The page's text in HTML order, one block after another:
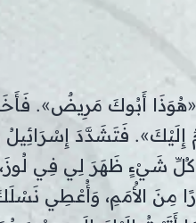
أَبُوكَ مَرِيضٌ».
فَتَشَدَّدَ
شَيْءٍ ظَهَرَ لِي فِي
مِنَ الأُمَمِ، وَأُعْطِي